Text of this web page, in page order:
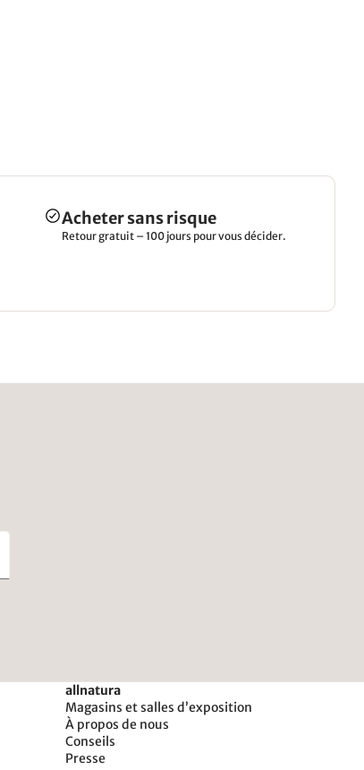
Acheter sans risque
Retour gratuit – 100 jours pour vous décider.
allnatura
Magasins et salles d’exposition
À propos de nous
Conseils
Presse